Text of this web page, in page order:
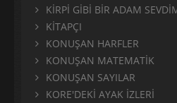
KİRPİ GİBİ BİR ADAM
KİTAPÇI
KONUŞAN HARFLER
KONUŞAN MATEMATİK
KONUŞAN SAYILAR
KORE'DEKİ AYAK İZLERİ